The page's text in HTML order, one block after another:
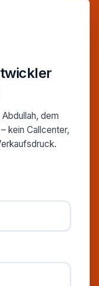
dem
kein Callcenter,